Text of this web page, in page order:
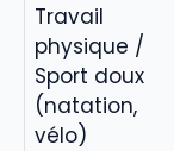
Travail
physique /
Sport doux
(natation,
vélo)